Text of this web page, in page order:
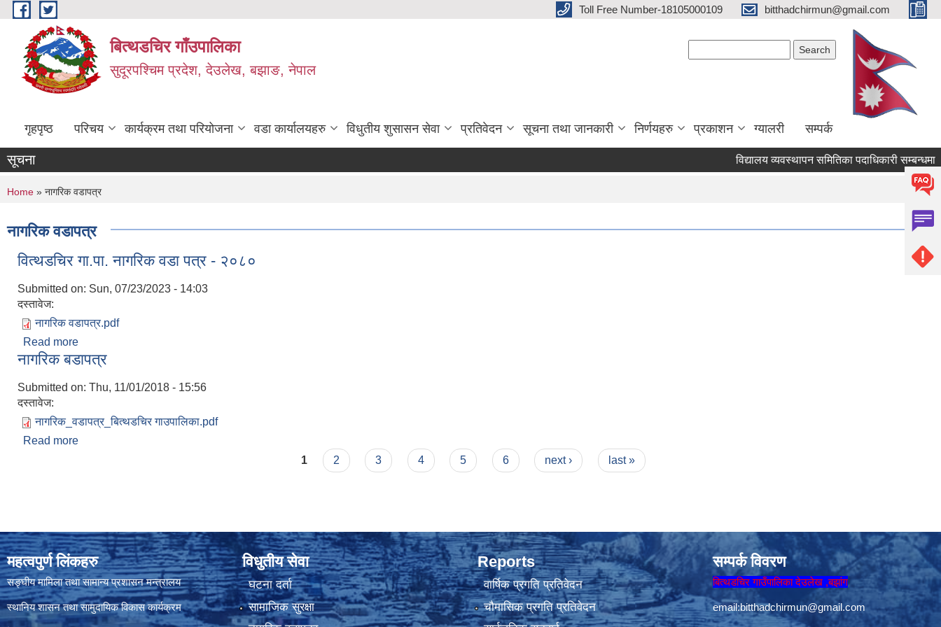
Skip to main content Toll Free Number-18105000109 bitthadchirmun@gmail.com
बित्थडचिर गाँउपालिका
सुदूरपश्चिम प्रदेश, देउलेख, बझाङ, नेपाल
गृहपृष्ठ परिचय कार्यक्रम तथा परियोजना वडा कार्यालयहरु विधुतीय शुसासन सेवा प्रतिवेदन सूचना तथा जानकारी निर्णयहरु प्रकाशन ग्यालरी सम्पर्क
सूचना विद्यालय व्यवस्थापन समितिका पदाधिकारी सम्बन्धमा ।
You are here
Home » नागरिक वडापत्र
नागरिक वडापत्र
वित्थडचिर गा.पा. नागरिक वडा पत्र - २०८०
Submitted on: Sun, 07/23/2023 - 14:03
दस्तावेज:
नागरिक वडापत्र.pdf
Read more
नागरिक बडापत्र
Submitted on: Thu, 11/01/2018 - 15:56
दस्तावेज:
नागरिक_वडापत्र_बित्थडचिर गाउपालिका.pdf
Read more
1 2 3 4 5 6 next › last »
महत्वपुर्ण लिंकहरु
सङ्घीय मामिला तथा सामान्य प्रशासन मन्त्रालय
स्थानिय शासन तथा सामुदायिक विकास कार्यक्रम
विधुतीय सेवा
घटना दर्ता
सामाजिक सुरक्षा
Reports
वार्षिक प्रगति प्रतिवेदन
चौमासिक प्रगति प्रतिवेदन
सम्पर्क विवरण
बित्थडचिर गाउँपालिका देउलेख ,बझांग
email:bitthadchirmun@gmail.com